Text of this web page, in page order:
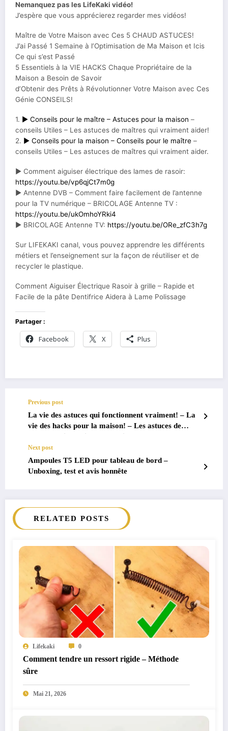
Nemanquez pas les LifeKaki vidéo!
J’espère que vous apprécierez regarder mes vidéos!
Maître de Votre Maison avec Ces 5 CHAUD ASTUCES!
J’ai Passé 1 Semaine à l’Optimisation de Ma Maison et Icis
Ce qui s’est Passé
5 Essentiels à la VIE HACKS Chaque Propriétaire de la
Maison a Besoin de Savoir
d’Obtenir des Prêts à Révolutionner Votre Maison avec Ces
Génie CONSEILS!
1. ► Conseils pour le maître – Astuces pour la maison –
conseils Utiles – Les astuces de maîtres qui vraiment aider!
2. ► Conseils pour la maison – Conseils pour le maître –
conseils Utiles – Les astuces de maîtres qui vraiment aider.
► Comment aiguiser électrique des lames de rasoir:
https://youtu.be/vp6qjCt7m0g
► Antenne DVB – Comment faire facilement de l’antenne
pour la TV numérique – BRICOLAGE Antenne TV :
https://youtu.be/ukOmhoYRki4
► BRICOLAGE Antenne TV: https://youtu.be/ORe_zfC3h7g
Sur LIFEKAKI canal, vous pouvez apprendre les différents
métiers et l’enseignement sur la façon de réutiliser et de
recycler le plastique.
Comment Aiguiser Électrique Rasoir à grille – Rapide et
Facile de la pâte Dentifrice Aidera à Lame Polissage
Partager :
Facebook X Plus
Previous post
La vie des astuces qui fonctionnent vraiment! – La
vie des hacks pour la maison! – Les astuces de
maîtres qui fonctionnent vraiment!
Next post
Ampoules T5 LED pour tableau de bord –
Unboxing, test et avis honnête
RELATED POSTS
Lifekaki 0
Comment tendre un ressort rigide – Méthode
sûre
Mai 21, 2026